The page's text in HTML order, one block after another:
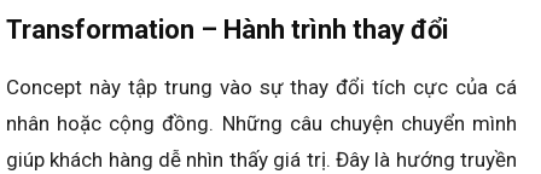
Transformation – Hành trình thay đổi
Concept này tập trung vào sự thay đổi tích cực của cá
nhân hoặc cộng đồng. Những câu chuyện chuyển mình
giúp khách hàng dễ nhìn thấy giá trị. Đây là hướng truyền